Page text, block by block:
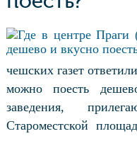
чешских газет
можно поесть
заведения,
Староместской